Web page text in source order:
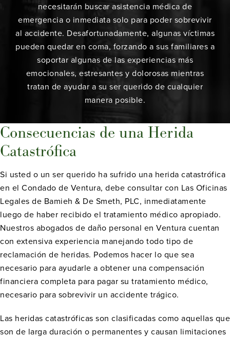
necesitarán buscar asistencia médica de
emergencia o inmediata solo para poder sobrevivir
al accidente. Desafortunadamente, algunas víctimas
pueden quedar en coma, forzando a sus familiares a
soportar algunas de las experiencias más
emocionales, estresantes y dolorosas mientras
tratan de ayudar a su ser querido de cualquier
manera posible.
Consecuencias de una Herida
Catastrófica
Si usted o un ser querido ha sufrido una herida catastrófica
en el Condado de Ventura, debe consultar con Las Oficinas
Legales de Bamieh & De Smeth, PLC, inmediatamente
luego de haber recibido el tratamiento médico apropiado.
Nuestros abogados de daño personal en Ventura cuentan
con extensiva experiencia manejando todo tipo de
reclamación de heridas. Podemos hacer lo que sea
necesario para ayudarle a obtener una compensación
financiera completa para pagar su tratamiento médico,
necesario para sobrevivir un accidente trágico.
Las heridas catastróficas son clasificadas como aquellas que
son de larga duración o permanentes y causan limitaciones